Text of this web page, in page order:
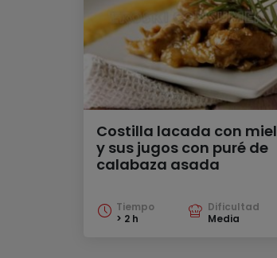
Costilla lacada con miel
y sus jugos con puré de
calabaza asada
Tiempo
> 2 h
Dificultad
Media